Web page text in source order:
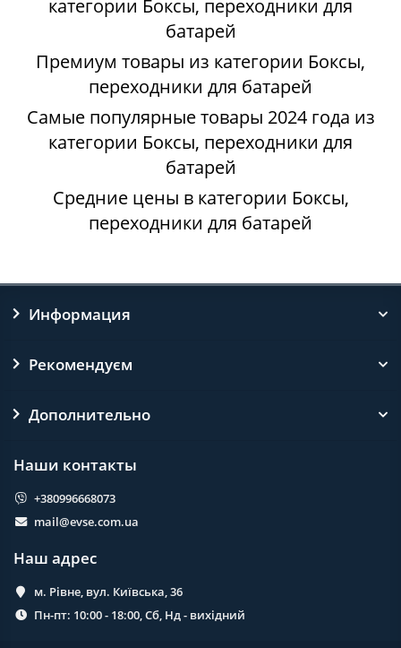
категории Боксы, переходники для
батарей
Премиум товары из категории Боксы,
переходники для батарей
Самые популярные товары 2024 года из
категории Боксы, переходники для
батарей
Средние цены в категории Боксы,
переходники для батарей
Информация
Рекомендуєм
Дополнительно
Наши контакты
+380996668073
mail@evse.com.ua
Наш адрес
м. Рівне, вул. Київська, 36
Пн-пт: 10:00 - 18:00, Сб, Нд - вихідний